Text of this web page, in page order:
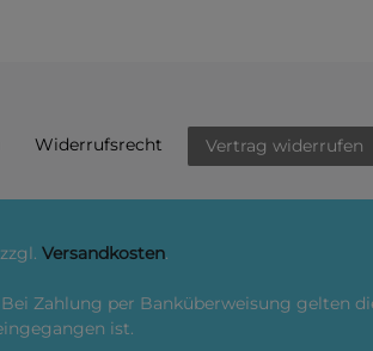
Widerrufs­recht Vertrag widerrufen
Versandkosten.
Zahlung per Banküberweisung gelten
ist.